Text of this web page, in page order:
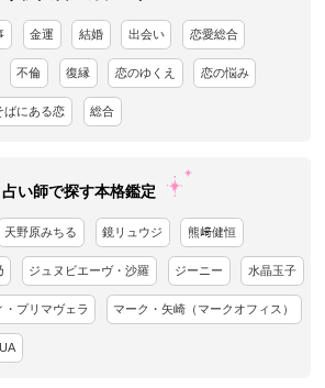
金運 結婚 出会い 恋愛総合
不倫 復縁 恋のゆくえ 恋の悩み
ばにある恋 総合
占い師で探す本格鑑定
天野原みちる 鏡リュウジ 熊﨑健恒
ジュヌビエーヴ・沙羅 ジーニー 水晶玉子
・プリマヴェラ マーク・矢崎（マークオフィス）